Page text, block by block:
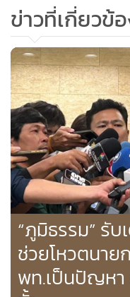
ส่วน ส.ว.ที่มีข้อกังวล กา
ขอคะแนนโหวตนายกฯ ไม่
รัฐธรรมนูญจึงพยายามข
การไปคุยกับพรรคก้าวไ
ความร่วมมือในการปลด
ก้าวไกลให้เข้าร่วมรัฐบาล
ตอบคำถามได้ น่าจะได้รั
นายภูมิธรรม เวชยชัย ร
คุยกับพรรคก้าวไกลไม่ใ
คนสะท้อนว่าเราต้องกา
เราไม่ได้เชิญพรรคก้าวไ
ข่าวที่เกี่ยวข้
“ภูมิธรรม” รับ
ช่วยโหวตนาย
พท.เป็นปัญหา